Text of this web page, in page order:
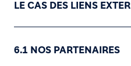
LE CAS DES LIENS
6.1 NOS PARTENAIRES